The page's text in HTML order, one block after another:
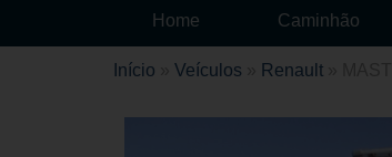
Home Caminhão
Início Veículos Renault